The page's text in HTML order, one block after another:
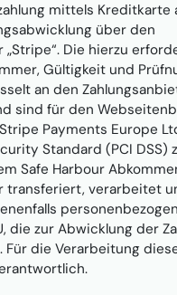
mittels Kreditkarte
über den
„Stripe“. Die hierzu
Gültigkeit und
an den
sind für den
Payments Europe
Standard (PCI DSS)
Safe Harbour
transferiert, verarbeitet
die zur Abwicklung der
die Verarbeitung